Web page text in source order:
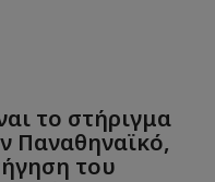
το στήριγμα
Παναθηναϊκό,
του